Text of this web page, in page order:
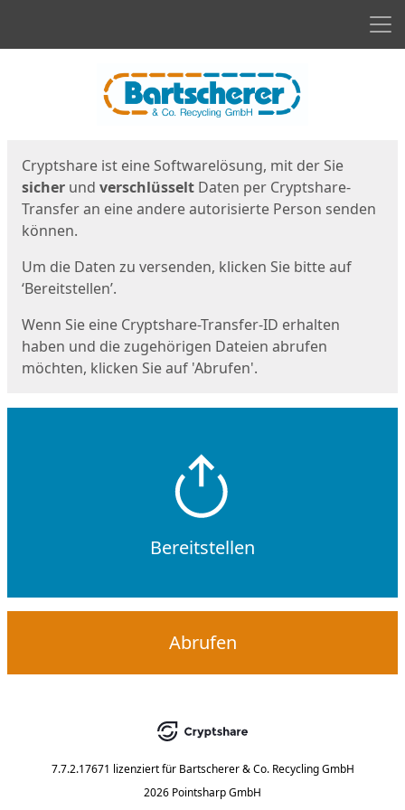
Cryptshare ist eine Softwarelösung, mit der Sie
sicher und verschlüsselt Daten per Cryptshare-
Transfer an eine andere autorisierte Person senden
können.
Um die Daten zu versenden, klicken Sie bitte auf
‘Bereitstellen’.
Wenn Sie eine Cryptshare-Transfer-ID erhalten
haben und die zugehörigen Dateien abrufen
möchten, klicken Sie auf 'Abrufen'.
Bereitstellen
Abrufen
7.7.2.17671 lizenziert für Bartscherer & Co. Recycling GmbH
2026 Pointsharp GmbH